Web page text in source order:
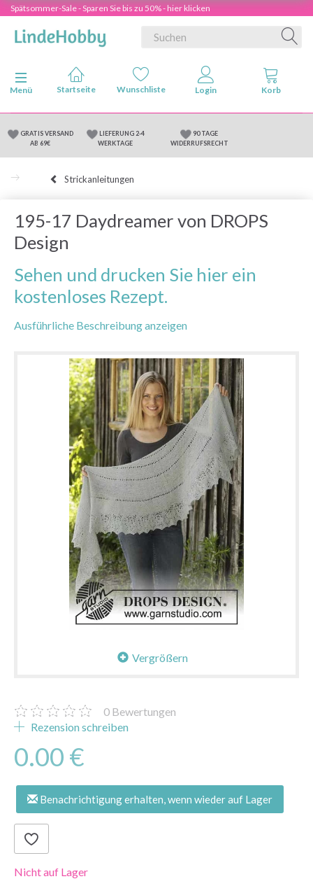
Spätsommer-Sale - Sparen Sie bis zu 50% - hier klicken
Anzeige ändern
Menü
GRATIS VERSAND
AB 69€
LIEFERUNG 2-4
WERKTAGE
90 TAGE
WIDERRUFSRECHT
Strickanleitungen
195-17 Daydreamer von DROPS
Design
Sehen und drucken Sie hier ein
kostenloses Rezept.
Ausführliche Beschreibung anzeigen
Vergrößern
0 Bewertungen
Rezension schreiben
0.00 €
Benachrichtigung erhalten, wenn wieder auf Lager
Nicht auf Lager